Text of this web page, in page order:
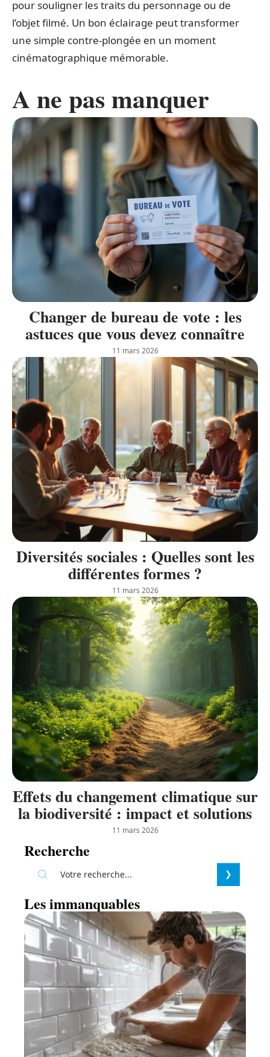
pour souligner les traits du personnage ou de
l’objet filmé. Un bon éclairage peut transformer
une simple contre-plongée en un moment
cinématographique mémorable.
A ne pas manquer
Changer de bureau de vote : les
astuces que vous devez connaître
11 mars 2026
Diversités sociales : Quelles sont les
différentes formes ?
11 mars 2026
Effets du changement climatique sur
la biodiversité : impact et solutions
11 mars 2026
Recherche
Les immanquables